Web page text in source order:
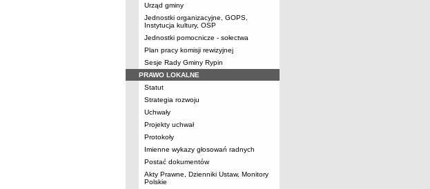
Urząd gminy
Jednostki organizacyjne, GOPS,
Instytucja kultury, OSP
Jednostki pomocnicze - sołectwa
Plan pracy komisji rewizyjnej
Sesje Rady Gminy Rypin
PRAWO LOKALNE
Statut
Strategia rozwoju
Uchwały
Projekty uchwał
Protokoły
Imienne wykazy głosowań radnych
Postać dokumentów
Akty Prawne, Dzienniki Ustaw, Monitory
Polskie